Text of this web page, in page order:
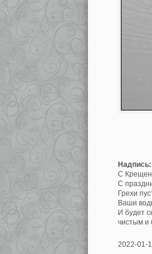
Надпись:
С
С
Грехи
Ваши
И будет
чистым и
2022-01-